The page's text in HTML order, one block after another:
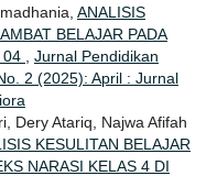
ANALISIS
BELAJAR PADA
04
Jurnal Pendidikan
2 (2025): April : Jurnal
Dery Atariq, Najwa Afifah
KESULITAN BELAJAR
NARASI KELAS 4 DI